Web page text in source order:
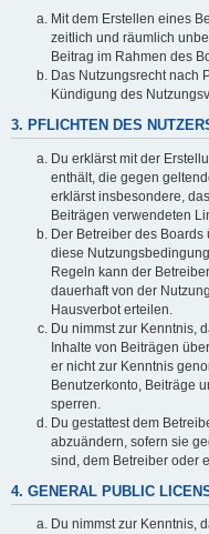
Mit dem Erstellen eines
zeitlich und räumlich
Beitrag im Rahmen des
Das Nutzungsrecht nach
Kündigung des
3. PFLICHTEN DES
Du erklärst mit der
enthält, die gegen
erklärst insbesondere,
Beiträgen verwendeten
Der Betreiber des Boards
diese
Regeln kann der
dauerhaft von der
Hausverbot erteilen.
Du nimmst zur Kenntnis,
Inhalte von Beiträgen
er nicht zur Kenntnis
Benutzerkonto, Beiträge
sperren.
Du gestattest dem
abzuändern, sofern sie
sind, dem Betreiber oder
4. GENERAL PUBLIC
Du nimmst zur Kenntnis,